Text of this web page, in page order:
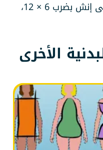
سبيل المثال، يمكن تحويله إلى إنش بضرب 6 × 12،
الأخرى